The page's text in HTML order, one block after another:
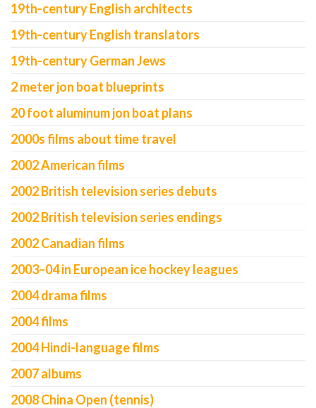
19th-century English architects
19th-century English translators
19th-century German Jews
2 meter jon boat blueprints
20 foot aluminum jon boat plans
2000s films about time travel
2002 American films
2002 British television series debuts
2002 British television series endings
2002 Canadian films
2003–04 in European ice hockey leagues
2004 drama films
2004 films
2004 Hindi-language films
2007 albums
2008 China Open (tennis)